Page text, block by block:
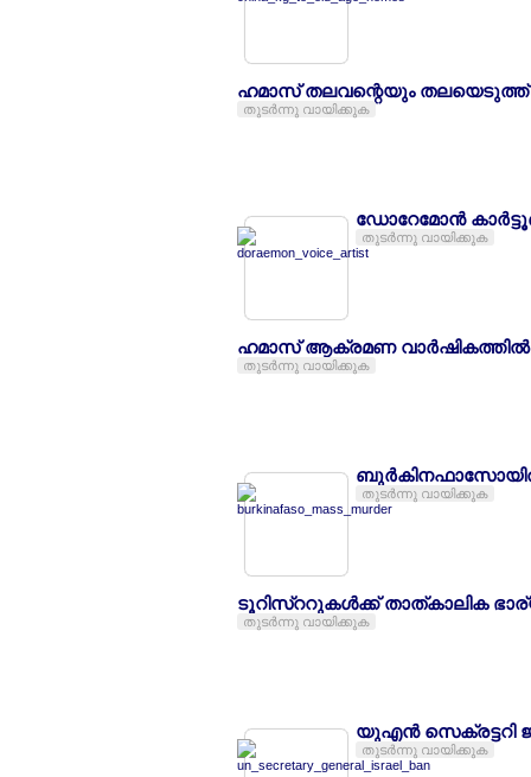
ഹമാസ് തലവന്റെയും
തുടര്‍ന്നു വായിക്കുക
ഡോറേമോന്‍
തുടര്‍ന്നു വായിക്കുക
ഹമാസ് ആക്രമണ വാര്‍ഷികത്തില്‍
തുടര്‍ന്നു വായിക്കുക
തുടര്‍ന്നു വായിക്കുക
ടൂറിസ്ററുകള്‍ക്ക് താത്കാലിക
തുടര്‍ന്നു വായിക്കുക
യുഎന്‍ സെക്രട്ടറി
തുടര്‍ന്നു വായിക്കുക